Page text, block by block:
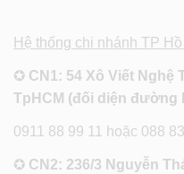
Hệ thống chi nhánh TP
✪ CN1: 54 Xô Viết Nghệ
TpHCM (đối diện đường
0911 88 99 11 hoặc 088
✪ CN2: 236/3 Nguyễn